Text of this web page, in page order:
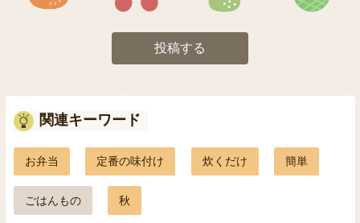
投稿する
関連キーワード
お弁当 定番の味付け 炊くだけ 簡単
ごはんもの 秋